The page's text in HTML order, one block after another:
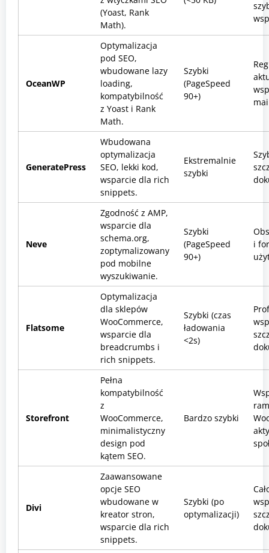
(Yoast, Rank
Math).
OceanWP
Optymalizacja
pod SEO,
wbudowane lazy
loading,
kompatybilność
z Yoast i Rank
Math.
Szybki
(PageSpeed
90+)
GeneratePress
Wbudowana
optymalizacja
SEO, lekki kod,
wsparcie dla rich
snippets.
Ekstremalnie
szybki
Neve
Zgodność z AMP,
wsparcie dla
schema.org,
zoptymalizowany
pod mobilne
wyszukiwanie.
Szybki
(PageSpeed
90+)
i
Flatsome
Optymalizacja
dla sklepów
WooCommerce,
wsparcie dla
breadcrumbs i
rich snippets.
Szybki (czas
ładowania
<2s)
Storefront
Pełna
kompatybilność
z
WooCommerce,
minimalistyczny
design pod
kątem SEO.
Bardzo szybki
Divi
Zaawansowane
opcje SEO
wbudowane w
kreator stron,
wsparcie dla rich
snippets.
Szybki (po
optymalizacji)